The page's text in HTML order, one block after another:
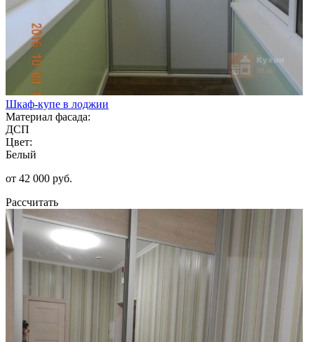
Шкаф-купе в лоджии
Материал фасада:
ДСП
Цвет:
Белый
от 42 000 руб.
Рассчитать